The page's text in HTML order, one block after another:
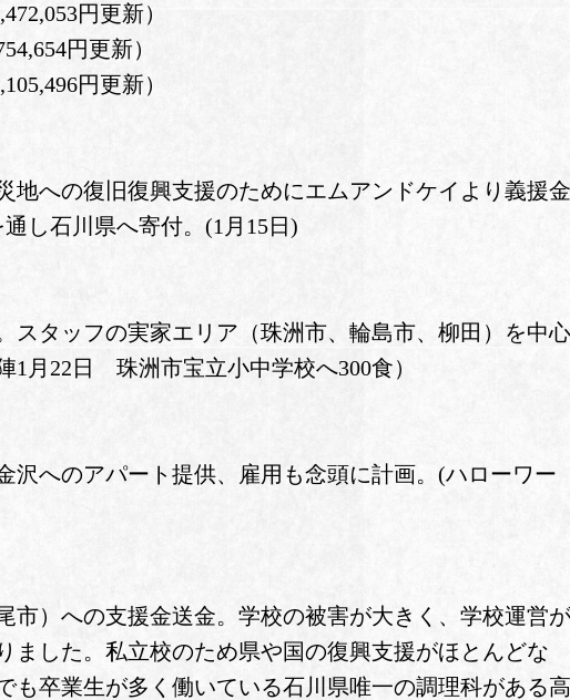
円更新）
円更新）
円更新）
地への復旧復興支援のためにエムアンドケイより義援金
し石川県へ寄付。(1月15日)
スタッフの実家エリア（珠洲市、輪島市、柳田）を中心
1月22日 珠洲市宝立小中学校へ300食）
沢へのアパート提供、雇用も念頭に計画。(ハローワー
市）への支援金送金。学校の被害が大きく、学校運営が
ました。私立校のため県や国の復興支援がほとんどな
も卒業生が多く働いている石川県唯一の調理科がある高